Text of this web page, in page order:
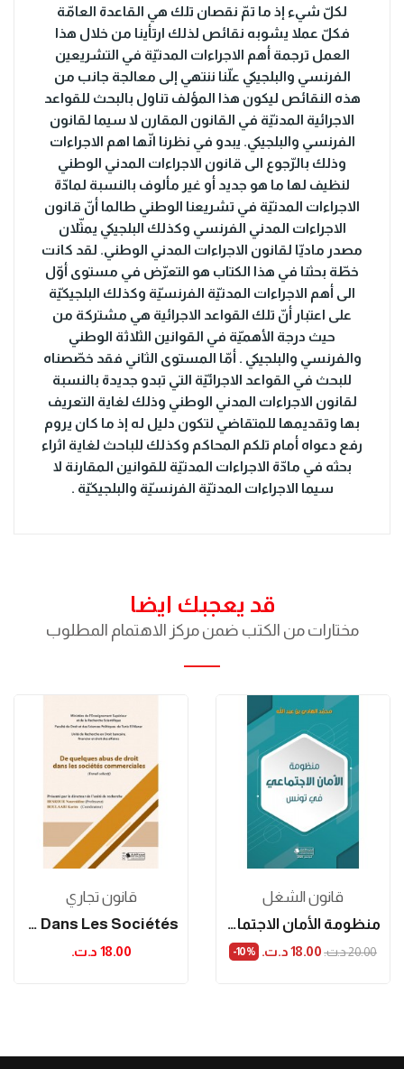
لكلّ شيء إذ ما تمّ نقصان تلك هي القاعدة العامّة
فكلّ عملا يشوبه نقائص لذلك ارتأينا من خلال هذا
العمل ترجمة أهم الاجراءات المدنيّة في التشريعين
الفرنسي والبلجيكي علّنا ننتهي إلى معالجة جانب من
هذه النقائص ليكون هذا المؤلف تناول بالبحث للقواعد
الاجرائية المدنيّة في القانون المقارن لا سيما لقانون
الفرنسي والبلجيكي. يبدو في نظرنا انّها اهم الاجراءات
وذلك بالرّجوع الى قانون الاجراءات المدني الوطني
لنظيف لها ما هو جديد أو غير مألوف بالنسبة لمادّة
الاجراءات المدنيّة في تشريعنا الوطني طالما أنّ قانون
الاجراءات المدني الفرنسي وكذلك البلجيكي يمثّلان
مصدر ماديّا لقانون الاجراءات المدني الوطني. لقد كانت
خطّة بحثنا في هذا الكتاب هو التعرّض في مستوى أوّل
الى أهم الاجراءات المدنيّة الفرنسيّة وكذلك البلجيكيّة
على اعتبار أنّ تلك القواعد الاجرائية هي مشتركة من
حيث درجة الأهميّة في القوانين الثلاثة الوطني
والفرنسي والبلجيكي . أمّا المستوى الثاني فقد خصّصناه
للبحث في القواعد الاجرائيّة التي تبدو جديدة بالنسبة
لقانون الاجراءات المدني الوطني وذلك لغاية التعريف
بها وتقديمها للمتقاضي لتكون دليل له إذ ما كان يروم
رفع دعواه أمام تلكم المحاكم وكذلك للباحث لغاية اثراء
بحثه في مادّة الاجراءات المدنيّة للقوانين المقارنة لا
سيما الاجراءات المدنيّة الفرنسيّة والبلجيكيّة .
قد يعجبك ايضا
مختارات من الكتب ضمن مركز الاهتمام المطلوب
قانون تجاري
De Quelques Abus De Droit Dans Les Sociétés...
18.00 د.ت.‏
قانون الشغل
منظومة الأمان الاجتماعي في تونس
20.00 د.ت.‏ 18.00 د.ت.‏ ‎-10%